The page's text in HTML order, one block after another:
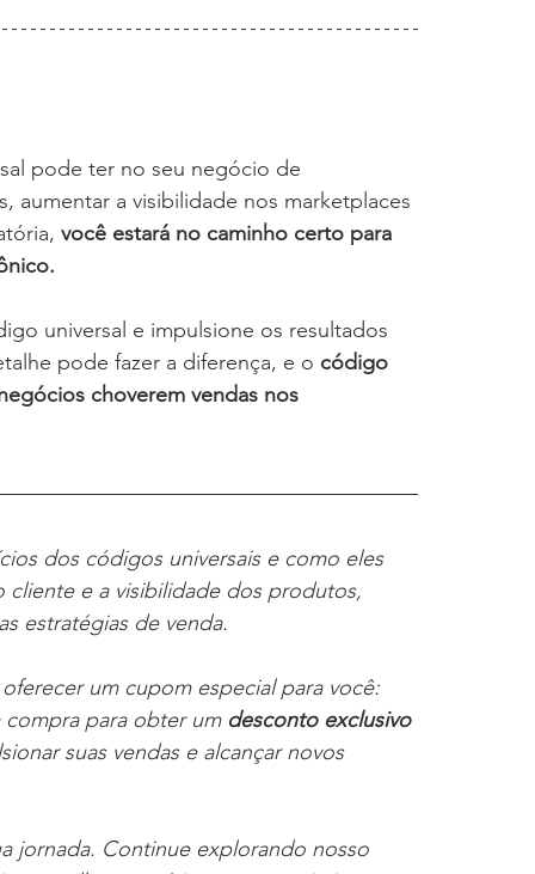
pode ter no seu negócio de
a visibilidade nos marketplaces
você estará no caminho certo para
universal e impulsione os resultados
pode fazer a diferença, e o código
choverem vendas nos
dos códigos universais e como eles
e a visibilidade dos produtos,
estratégias de venda.
um cupom especial para você:
para obter um desconto exclusivo
suas vendas e alcançar novos
jornada. Continue explorando nosso